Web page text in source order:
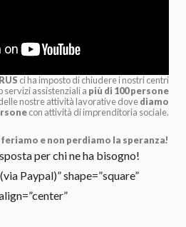
ci ha imposto di chiudere i nostri centri
assistenziali a più di 100 persone
nostre attività lavorative dovediamo
con attività di imprenditoria sociale.
feriamo e non perdiamo la speranza!
per chi ne ha bisogno!
Paypal)” shape=”square”